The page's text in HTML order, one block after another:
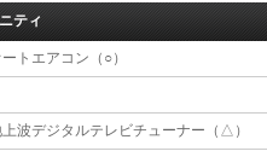
ティ
トエアコン（○）
波デジタルテレビチューナー（△）